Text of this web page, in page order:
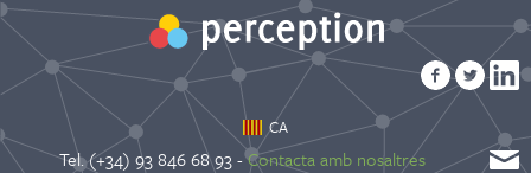
CA
Tel. (+34) 93 846 68 93 -Contacta amb nosaltres